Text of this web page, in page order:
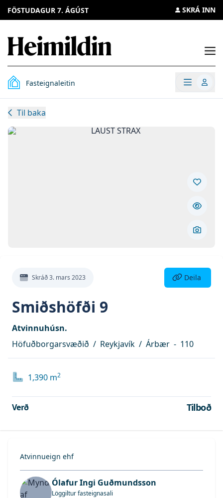
FÖSTUDAGUR 7. ÁGÚST SKRÁ INN
Fasteignaleitin Opna
Til baka
Vista
Fela
Skoða
OpnaLAUST STRAX
Skráð3. mars 2023 Deila eign
Deila
Smiðshöfði 9
Atvinnuhúsn.
Höfuðborgarsvæðið / Reykjavík / Árbær - 110
1,390 m2
Verð Tilboð
Atvinnueign ehf
Ólafur Ingi Guðmundsson
Löggiltur fasteignasali